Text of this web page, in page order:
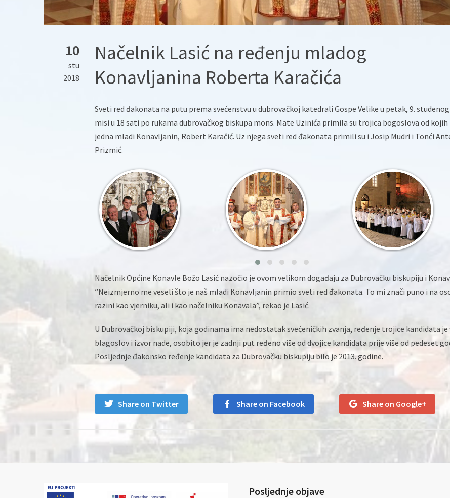
10
stu
2018
Načelnik Lasić na ređenju mladog
Konavljanina Roberta Karačića
Sveti red đakonata na putu prema svećenstvu u dubrovačkoj katedrali Gospe Velike u petak, 9.
misi u 18 sati po rukama dubrovačkog biskupa mons. Mate Uzinića primila su trojica bogoslova od kojih
jedna mladi Konavljanin, Robert Karačić. Uz njega sveti red đakonata primili su i Josip Mudri i Tonći
Prizmić.
Načelnik Općine Konavle Božo Lasić nazočio je ovom velikom događaju za Dubrovačku biskupiju i
”Neizmjerno me veseli što je naš mladi Konavljanin primio sveti red đakonata. To mi znači puno i na
razini kao vjerniku, ali i kao načelniku Konavala”, rekao je Lasić.
U Dubrovačkoj biskupiji, koja godinama ima nedostatak svećeničkih zvanja, ređenje trojice kandidata je
blagoslov i izvor nade, osobito jer je zadnji put ređeno više od dvojice kandidata prije više od pedeset
Posljednje đakonsko ređenje kandidata za Dubrovačku biskupiju bilo je 2013. godine.
Share on Twitter Share on Facebook Share on Google+
Posljednje objave